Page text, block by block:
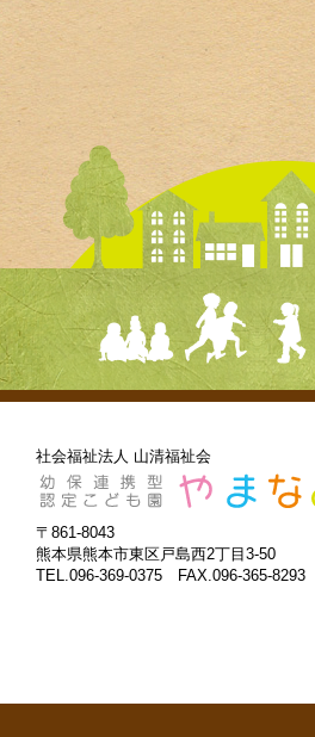
社会福祉法人 山清福祉会
〒861-8043
熊本県熊本市東区戸島西2丁目3-50
TEL.096-369-0375 FAX.096-365-8293